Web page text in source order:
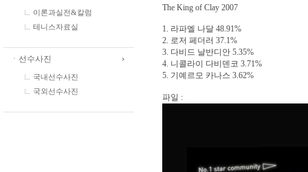
이론과실전&칼럼
테니스자료실
ㆍ선수사진
국내선수사진
국외선수사진
The King of Clay 2007
1. 라파엘 나달 48.91%
2. 로저 페더러 37.1%
3. 다비드 날반디안 5.35%
4. 니콜라이 다비덴코 3.71%
5. 기예르모 카나스 3.62%
파일 :